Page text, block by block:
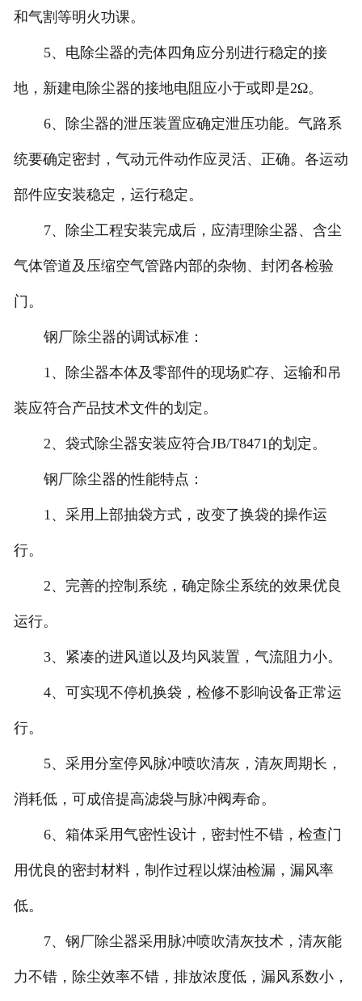
和气割等明火功课。
5、电除尘器的壳体四角应分别进行稳定的接
地，新建电除尘器的接地电阻应小于或即是2Ω。
6、除尘器的泄压装置应确定泄压功能。气路系
统要确定密封，气动元件动作应灵活、正确。各运动
部件应安装稳定，运行稳定。
7、除尘工程安装完成后，应清理除尘器、含尘
气体管道及压缩空气管路内部的杂物、封闭各检验
门。
钢厂除尘器的调试标准：
1、除尘器本体及零部件的现场贮存、运输和吊
装应符合产品技术文件的划定。
2、袋式除尘器安装应符合JB/T8471的划定。
钢厂除尘器的性能特点：
1、采用上部抽袋方式，改变了换袋的操作运
行。
2、完善的控制系统，确定除尘系统的效果优良
运行。
3、紧凑的进风道以及均风装置，气流阻力小。
4、可实现不停机换袋，检修不影响设备正常运
行。
5、采用分室停风脉冲喷吹清灰，清灰周期长，
消耗低，可成倍提高滤袋与脉冲阀寿命。
6、箱体采用气密性设计，密封性不错，检查门
用优良的密封材料，制作过程以煤油检漏，漏风率
低。
7、钢厂除尘器采用脉冲喷吹清灰技术，清灰能
力不错，除尘效率不错，排放浓度低，漏风系数小，